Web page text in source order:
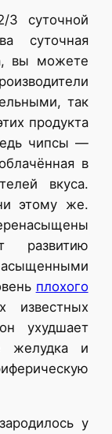
3 суточной
суточная
вы можете
так
продукта
чипсы —
в
вкуса.
этому же.
развитию
плохого
ухудшает
желудка и
у